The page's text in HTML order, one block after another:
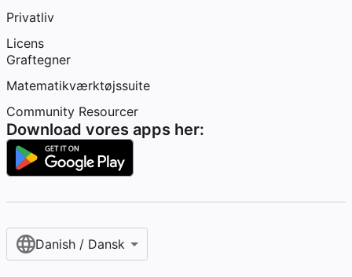
Privatliv
Licens
Graftegner
Matematikværktøjssuite
Community Resourcer
Download vores apps her:
Danish / Dansk‎